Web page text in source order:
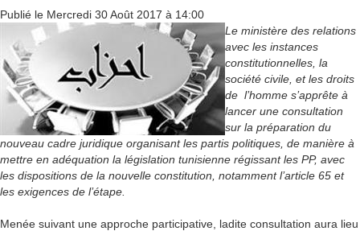
Publié le Mercredi 30 Août 2017 à 14:00
Le ministère des relations
avec les instances
constitutionnelles, la
société civile, et les droits
de l’homme s’apprête à
lancer une consultation
sur la préparation du
nouveau cadre juridique organisant les partis politiques, de manière à
mettre en adéquation la législation tunisienne régissant les PP, avec
les dispositions de la nouvelle constitution, notamment l’article 65 et
les exigences de l’étape.
Menée suivant une approche participative, ladite consultation aura lieu